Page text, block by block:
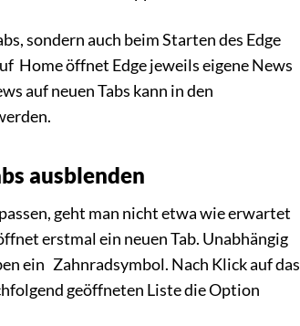
sondern auch beim Starten des Edge
Home öffnet Edge jeweils eigene News
auf neuen Tabs kann in den
ausblenden
geht man nicht etwa wie erwartet
erstmal ein neuen Tab. Unabhängig
ein Zahnradsymbol. Nach Klick auf das
geöffneten Liste die Option